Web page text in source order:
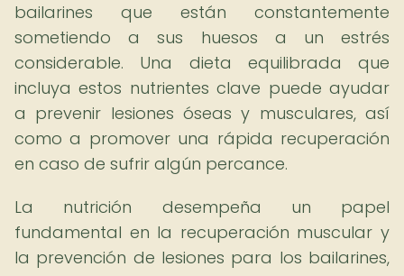
bailarines que están constantemente
sometiendo a sus huesos a un estrés
considerable. Una dieta equilibrada que
incluya estos nutrientes clave puede ayudar
a prevenir lesiones óseas y musculares, así
como a promover una rápida recuperación
en caso de sufrir algún percance.
La nutrición desempeña un papel
fundamental en la recuperación muscular y
la prevención de lesiones para los bailarines,